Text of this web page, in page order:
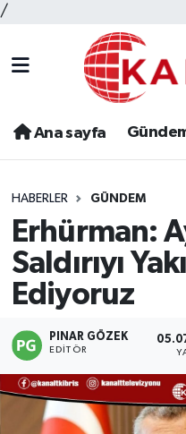
/
Ana sayfa
HABERLER GÜNDEM
Erhürman:
Saldırıyı
Ediyoruz
PINAR GÖZEK
EDITÖR